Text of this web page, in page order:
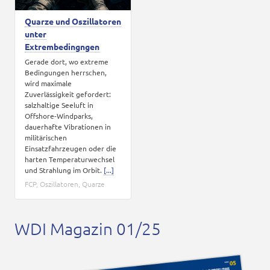
Quarze und Oszillatoren
unter
Extrembedingngen
Gerade dort, wo extreme
Bedingungen herrschen,
wird maximale
Zuverlässigkeit gefordert:
salzhaltige Seeluft in
Offshore-Windparks,
dauerhafte Vibrationen in
militärischen
Einsatzfahrzeugen oder die
harten Temperaturwechsel
und Strahlung im Orbit. [...]
FCP, Oszillatoren, Quarze
WDI Magazin 01/25